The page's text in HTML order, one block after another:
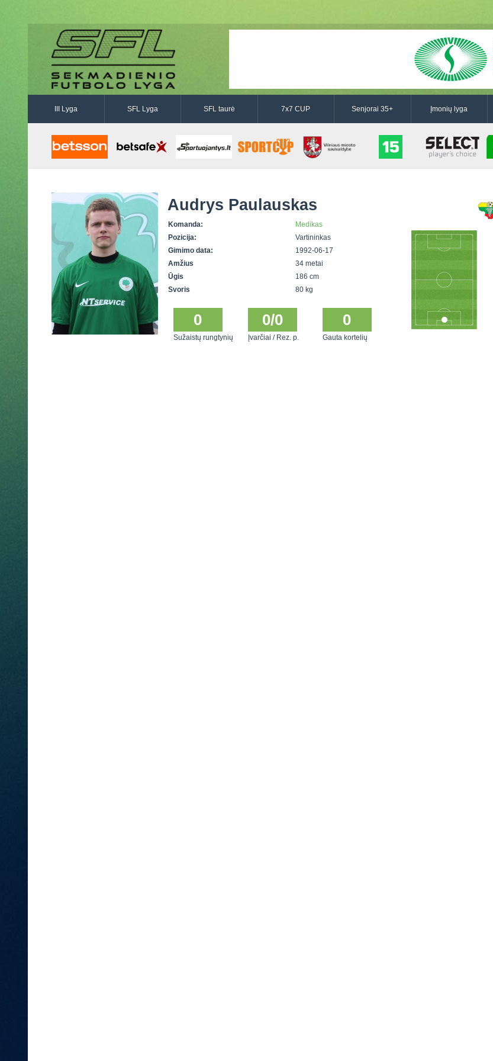
III Lyga SFL Lyga SFL taurė 7x7 CUP Senjorai 35+ Įmonių lyga
Audrys Paulauskas
Komanda:
Medikas
Pozicija:
Vartininkas
Gimimo data:
1992-06-17
Amžius
34 metai
Ūgis
186 cm
Svoris
80 kg
0
Sužaistų rungtynių
0/0
Įvarčiai / Rez. p.
0
Gauta kortelių